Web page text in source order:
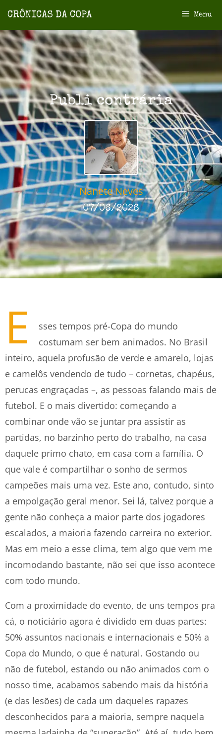
Menu
Publi contrária
Nanete Neves
07/06/2026
E
sses tempos pré-Copa do mundo
costumam ser bem animados. No Brasil
inteiro, aquela profusão de verde e amarelo, lojas
e camelôs vendendo de tudo – cornetas, chapéus,
perucas engraçadas –, as pessoas falando mais de
futebol. E o mais divertido: começando a
combinar onde vão se juntar pra assistir as
partidas, no barzinho perto do trabalho, na casa
daquele primo chato, em casa com a família. O
que vale é compartilhar o sonho de sermos
campeões mais uma vez. Este ano, contudo, sinto
a empolgação geral menor. Sei lá, talvez porque a
gente não conheça a maior parte dos jogadores
escalados, a maioria fazendo carreira no exterior.
Mas em meio a esse clima, tem algo que vem me
incomodando bastante, não sei que isso acontece
com todo mundo.
Com a proximidade do evento, de uns tempos pra
cá, o noticiário agora é dividido em duas partes:
50% assuntos nacionais e internacionais e 50% a
Copa do Mundo, o que é natural. Gostando ou
não de futebol, estando ou não animados com o
nosso time, acabamos sabendo mais da história
(e das lesões) de cada um daqueles rapazes
desconhecidos para a maioria, sempre naquela